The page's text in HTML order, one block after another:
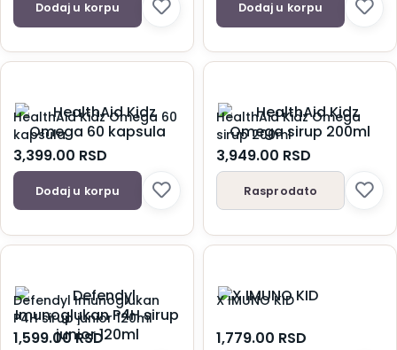
Dodaj u korpu Dodaj u korpu
HealthAid Kidz Omega 60
kapsula
3,399.00 RSD
Dodaj u korpu
HealthAid Kidz Omega
sirup 200ml
3,949.00 RSD
Rasprodato
Defendyl Imunoglukan
P4H sirup junior 120ml
1,599.00RSD
X IMUNO KID
1,779.00 RSD